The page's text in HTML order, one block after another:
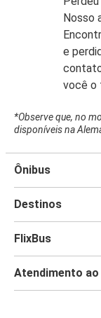
Nosso
e
você o
*Observe que, no
disponíveis na
Ônibus
Destinos
FlixBus
Atendimento